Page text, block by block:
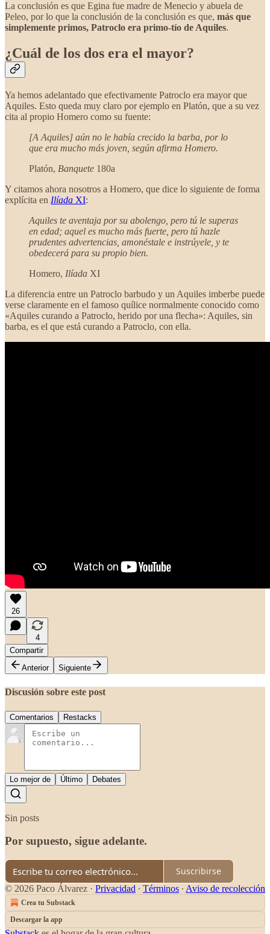
La conclusión es que Egina fue madre de Menecio y abuela de
Peleo, por lo que la conclusión de la conclusión es que, más que
simplemente primos, Patroclo era primo-tío de Aquiles.
¿Cuál de los dos era el mayor?
Ya hemos adelantado que efectivamente Patroclo era mayor que
Aquiles. Esto queda muy claro por ejemplo en Platón, que a su vez
cita al propio Homero como su fuente:
[A Aquiles] aún no le había crecido la barba, por lo
que era mucho más joven, según afirma Homero.
Platón, Banquete 180a
Y citamos ahora nosotros a Homero, que dice lo siguiente de forma
explícita en Ilíada XI:
Aquiles te aventaja por su abolengo, pero tú le superas
en edad; aquel es mucho más fuerte, pero tú hazle
prudentes advertencias, amonéstale e instrúyele, y te
obedecerá para su propio bien.
Homero, Ilíada XI
La diferencia entre un Patroclo barbudo y un Aquiles imberbe puede
verse claramente en el famoso quílice normalmente conocido como
«Aquiles curando a Patroclo, herido por una flecha»: Aquiles, sin
barba, es el que está curando a Patroclo, con ella.
26
4
Compartir
Anterior
Siguiente
Discusión sobre este post
Comentarios Restacks
Lo mejor de Último Debates
Sin posts
Por supuesto, sigue adelante.
Suscribirse
© 2026 Paco Álvarez · Privacidad ∙ Términos ∙ Aviso de recolección
Crea tu Substack
Descargar la app